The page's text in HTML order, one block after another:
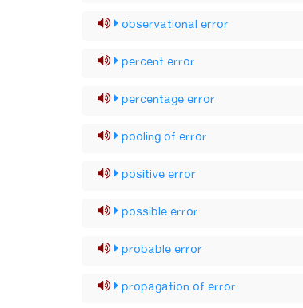
observational error
percent error
percentage error
pooling of error
positive error
possible error
probable error
propagation of error